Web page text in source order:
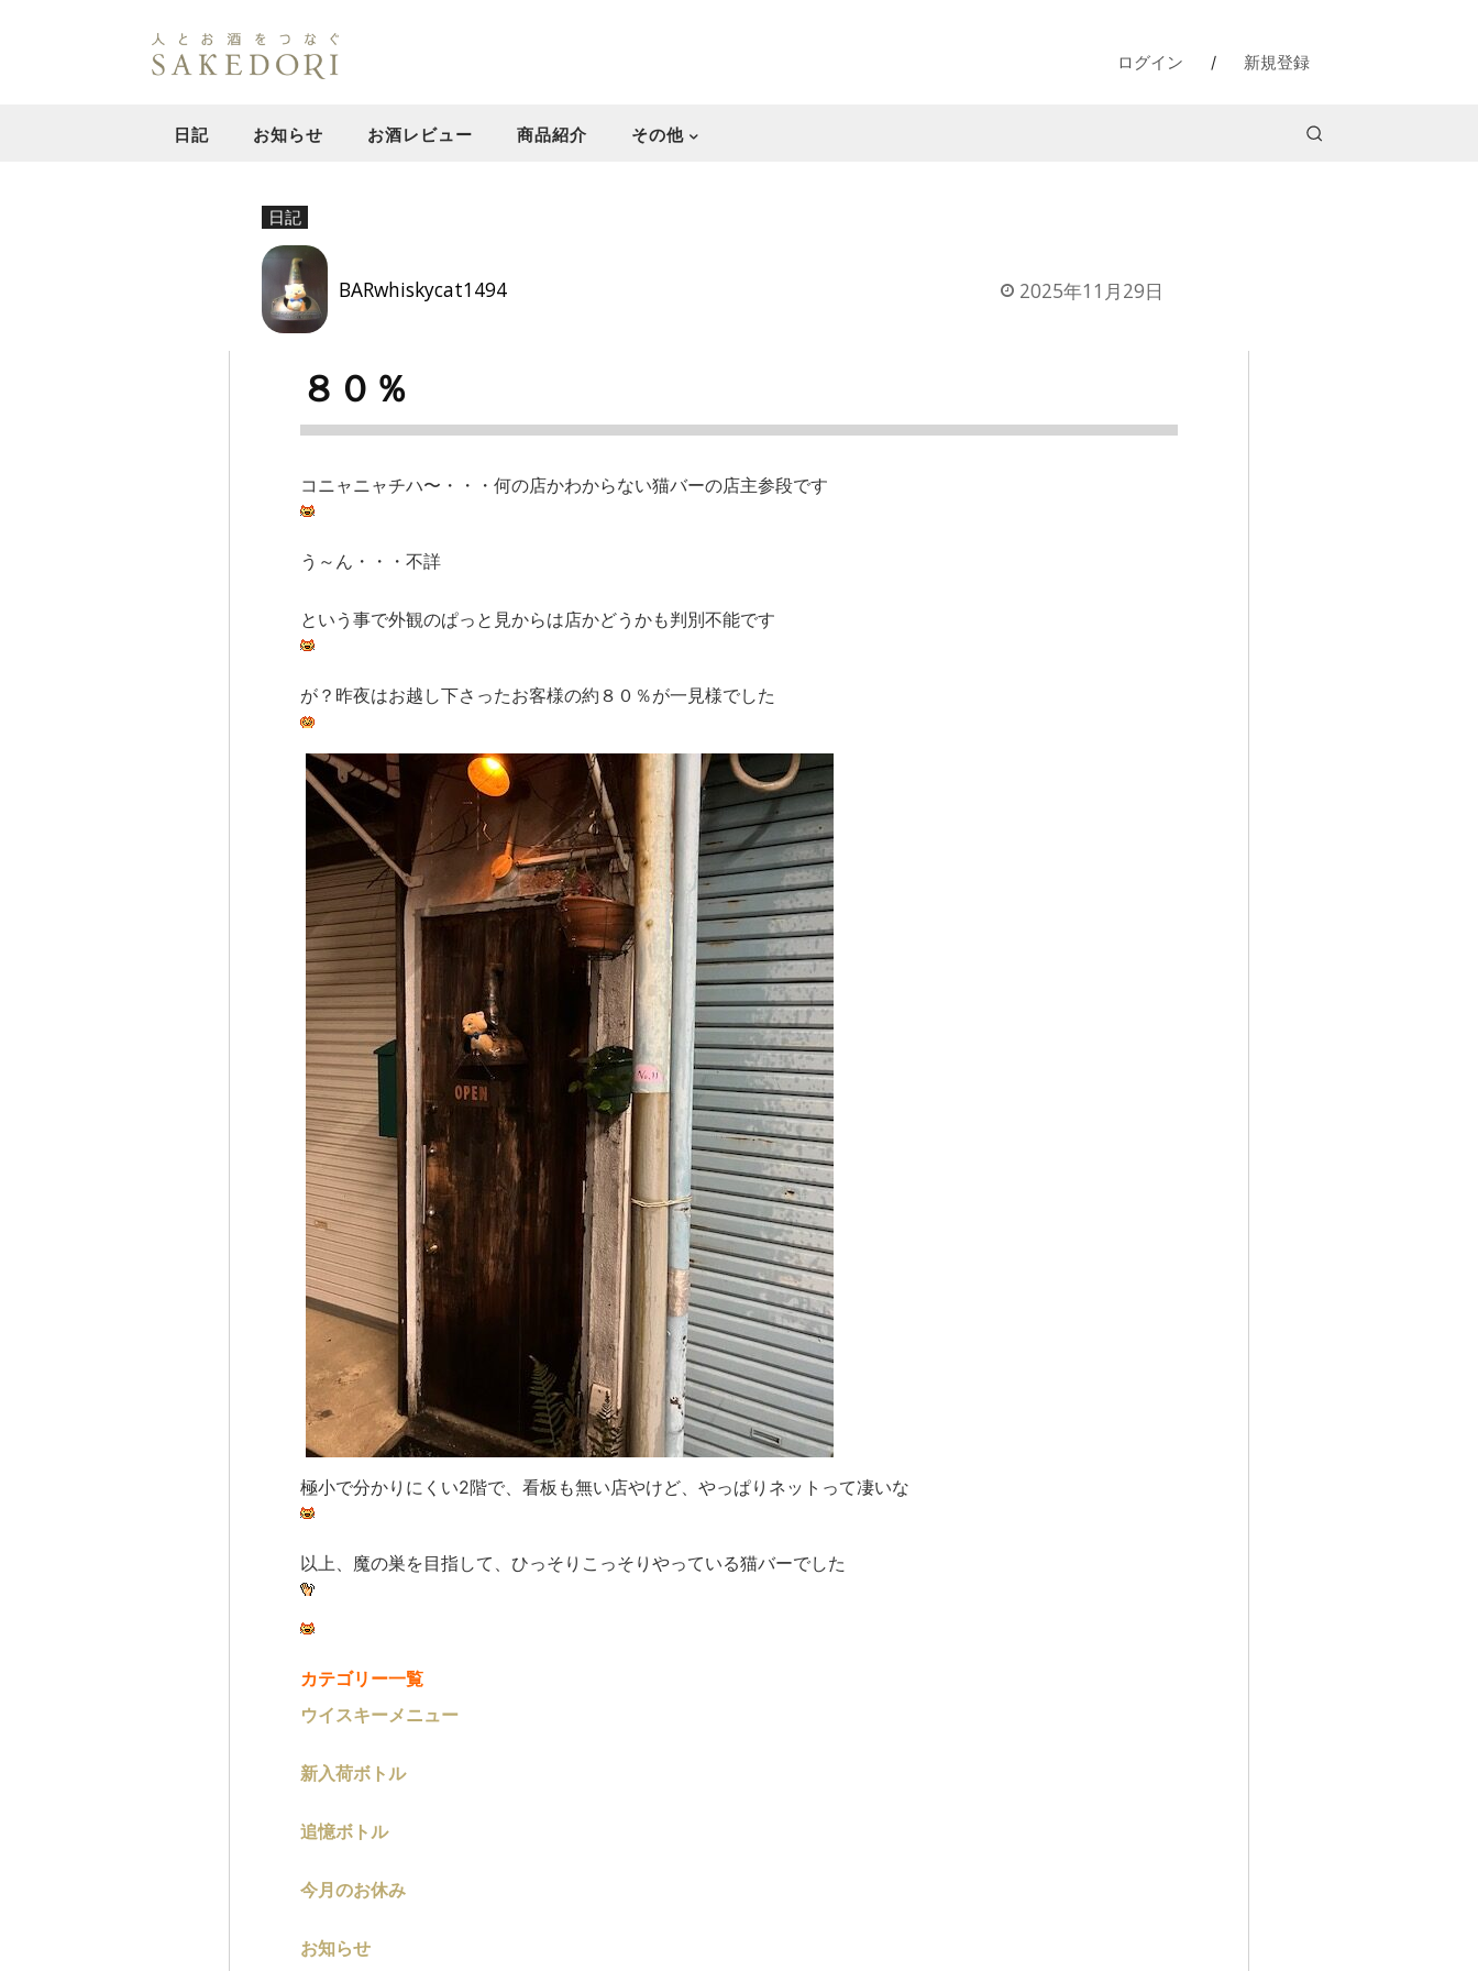
ログイン / 新規登録
日記 お知らせ お酒レビュー 商品紹介 その他
日記
BARwhiskycat1494 2025年11月29日
８０％
コニャニャチハ〜・・・何の店かわからない猫バーの店主参段です
う～ん・・・不詳
という事で外観のぱっと見からは店かどうかも判別不能です
が？昨夜はお越し下さったお客様の約８０％が一見様でした
極小で分かりにくい2階で、看板も無い店やけど、やっぱりネットって凄いな
以上、魔の巣を目指して、ひっそりこっそりやっている猫バーでした
カテゴリー一覧
ウイスキーメニュー
新入荷ボトル
追憶ボトル
今月のお休み
お知らせ